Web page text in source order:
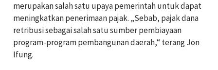
merupakan salah satu upaya pemerintah untuk dapat
meningkatkan penerimaan pajak. „Sebab, pajak dana
retribusi sebagai salah satu sumber pembiayaan
program-program pembangunan daerah,“ terang Jon
Ifung.